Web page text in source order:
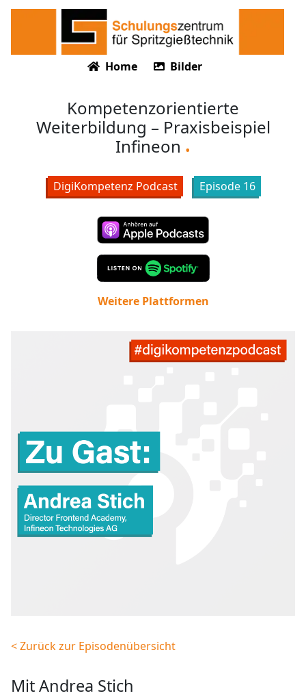
Home Bilder
Kompetenzorientierte
Weiterbildung – Praxisbeispiel
Infineon
DigiKompetenz Podcast Episode 16
Weitere Plattformen
< Zurück zur Episodenübersicht
mit Andrea Stich